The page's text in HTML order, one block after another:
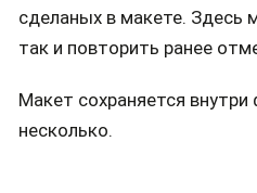
сделаных в макете. Здесь
так и повторить ранее
Макет сохраняется
несколько.